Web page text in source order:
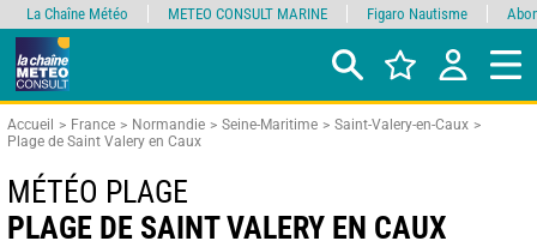
Accueil France Normandie Seine-Maritime
Saint-Valery-en-Caux
Plage de Saint Valery en Caux
MÉTÉO PLAGE
PLAGE DE SAINT VALERY EN CAUX
La Chaîne Météo METEO CONSULT MARINE Figaro Nautisme